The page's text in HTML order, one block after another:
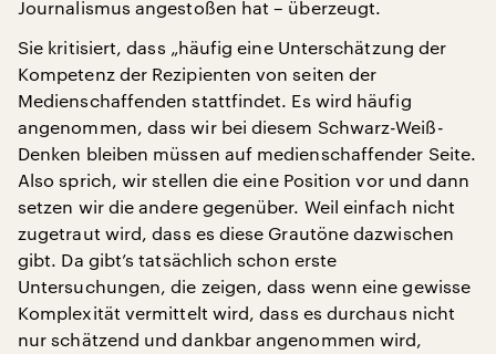
Journalismus angestoßen hat – überzeugt.
Sie kritisiert, dass „häufig eine Unterschätzung der
Kompetenz der Rezipienten von seiten der
Medienschaffenden stattfindet. Es wird häufig
angenommen, dass wir bei diesem Schwarz-Weiß-
Denken bleiben müssen auf medienschaffender Seite.
Also sprich, wir stellen die eine Position vor und dann
setzen wir die andere gegenüber. Weil einfach nicht
zugetraut wird, dass es diese Grautöne dazwischen
gibt. Da gibt’s tatsächlich schon erste
Untersuchungen, die zeigen, dass wenn eine gewisse
Komplexität vermittelt wird, dass es durchaus nicht
nur schätzend und dankbar angenommen wird,